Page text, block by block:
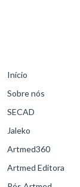
Início
Sobre nós
SECAD
Jaleko
Artmed360
Artmed Editora